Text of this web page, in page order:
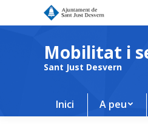
Mobilitat i
Sant Just Desvern
Inici A peu